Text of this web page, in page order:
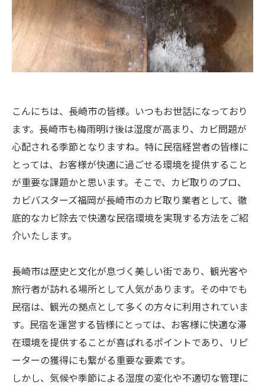
こんにちは、長崎市の皆様。いつもお世話になっており
ます。長崎市も梅雨明け後は湿度が高まり、カビ問題が
心配される季節となりますね。特に民宿経営者の皆様に
とっては、お客様が快適に過ごせる環境を提供すること
が重要な課題かと思います。そこで、カビ取りのプロ、
カビバスターズ福岡が長崎市のカビ取り業者として、徹
底的なカビ除去で快適な民宿環境を実現する方法をご紹
介いたします。
長崎市は歴史と文化が息づく美しい街であり、観光客や
旅行者が訪れる場所として人気があります。その中でも
民宿は、観光の拠点として多くの方々に利用されていま
す。民宿を運営する皆様にとっては、お客様に快適な滞
在環境を提供することが喜ばれるポイントであり、リピ
ーターの獲得にも繋がる重要な要素です。
しかし、気候や季節による湿度の変化や不適切な管理に